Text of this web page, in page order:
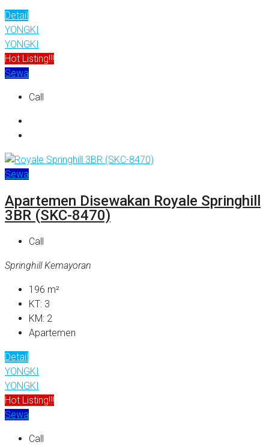
Detail
YONGKI
YONGKI
Hot Listing!!!
Sewa
Call
Sewa
Apartemen Disewakan Royale Springhill
3BR (SKC-8470)
Call
Springhill Kemayoran
196 m²
KT: 3
KM: 2
Apartemen
Detail
YONGKI
YONGKI
Hot Listing!!!
Sewa
Call